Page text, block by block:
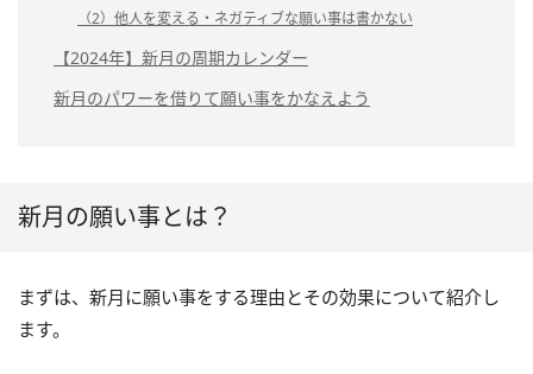
（2）他人を変える・ネガティブな願い事は書かない
【2024年】新月の周期カレンダー
新月のパワーを借りて願い事をかなえよう
新月の願い事とは？
まずは、新月に願い事をする理由とその効果について紹介し
ます。